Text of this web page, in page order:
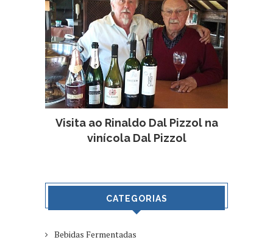
Visita ao Rinaldo Dal Pizzol na
vinícola Dal Pizzol
CATEGORIAS
Bebidas Fermentadas